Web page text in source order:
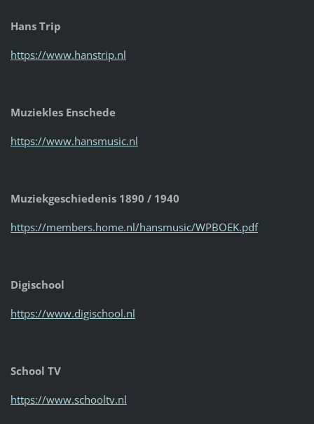
Hans Trip
https://www.hanstrip.nl
Muziekles Enschede
https://www.hansmusic.nl
Muziekgeschiedenis 1890 / 1940
https://members.home.nl/hansmusic/WPBOEK.pdf
Digischool
https://www.digischool.nl
School TV
https://www.schooltv.nl